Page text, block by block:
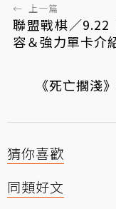
← 上一篇
聯盟戰棋／9.22
容＆強力單卡介
《死亡擱淺
猜你喜歡
同類好文